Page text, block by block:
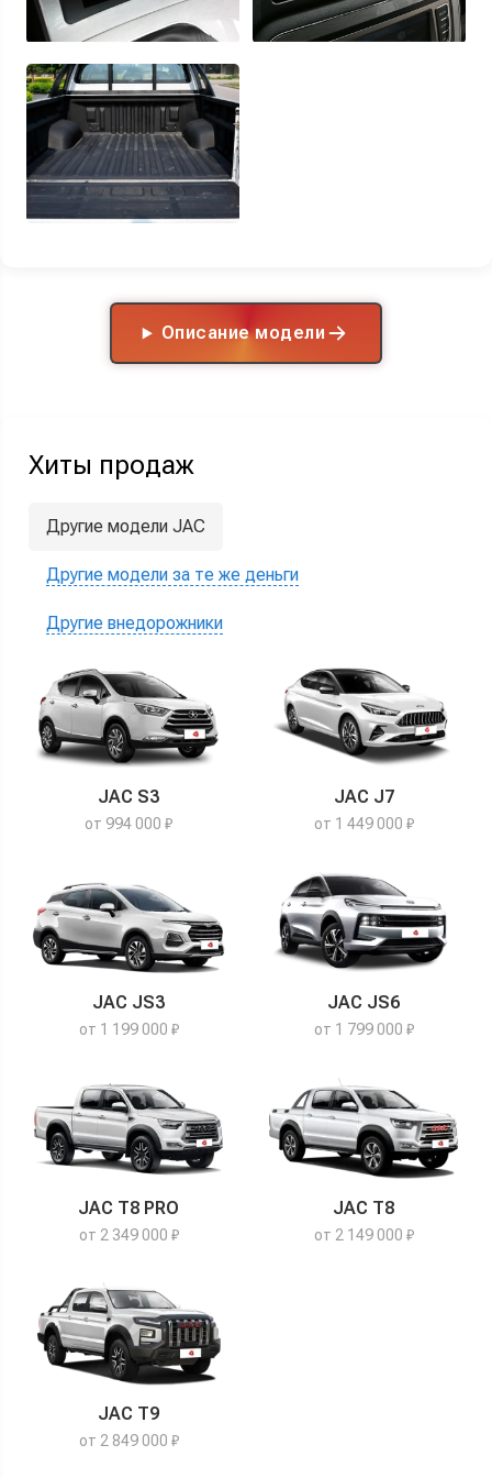
Описание модели
Хиты продаж
Другие модели JAC
Другие модели за те же деньги
Другие внедорожники
JAC S3
от 994 000 ₽
JAC J7
от 1 449 000 ₽
JAC JS3
от 1 199 000 ₽
JAC JS6
от 1 799 000 ₽
JAC T8 PRO
от 2 349 000 ₽
JAC T8
от 2 149 000 ₽
JAC T9
от 2 849 000 ₽